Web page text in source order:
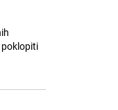
poklopiti